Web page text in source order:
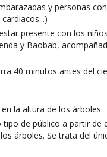
y personas
presente con los
y Baobab,
40 minutos antes del
la altura de los árboles.
de público a partir de
árboles. Se trata del